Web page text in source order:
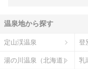
温泉地から探す
定山渓温泉 登
湯の川温泉（北海道） 乳